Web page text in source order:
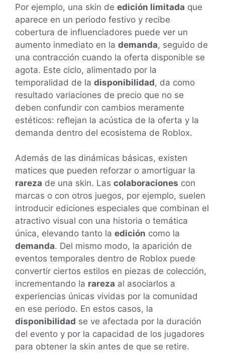
Por ejemplo, una skin de edición limitada que
aparece en un periodo festivo y recibe
cobertura de influenciadores puede ver un
aumento inmediato en la demanda, seguido de
una contracción cuando la oferta disponible se
agota. Este ciclo, alimentado por la
temporalidad de la disponibilidad, da como
resultado variaciones de precio que no se
deben confundir con cambios meramente
estéticos: reflejan la acústica de la oferta y la
demanda dentro del ecosistema de Roblox.
Además de las dinámicas básicas, existen
matices que pueden reforzar o amortiguar la
rareza de una skin. Las colaboraciones con
marcas o con otros juegos, por ejemplo, suelen
introducir ediciones especiales que combinan el
atractivo visual con una historia o temática
única, elevando tanto la edición como la
demanda. Del mismo modo, la aparición de
eventos temporales dentro de Roblox puede
convertir ciertos estilos en piezas de colección,
incrementando la rareza al asociarlos a
experiencias únicas vividas por la comunidad
en ese periodo. En estos casos, la
disponibilidad se ve afectada por la duración
del evento y por la capacidad de los jugadores
para obtener la skin antes de que se retire.